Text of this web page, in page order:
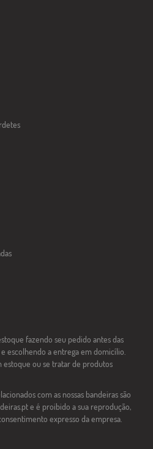
fazendo seu pedido antes das
escolhendo a entrega em domicílio.
estoque ou se tratar de produtos
com as nossas bandeiras são
e é proibido a sua reprodução,
expresso da empresa.